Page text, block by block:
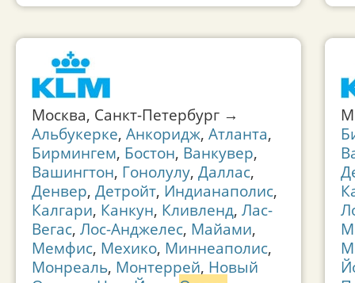
Москва, Санкт-Петербург →
Альбукерке, Анкоридж, Атланта,
Бирмингем, Бостон, Ванкувер,
Вашингтон, Гонолулу, Даллас,
Денвер, Детройт, Индианаполис,
Калгари, Канкун, Кливленд, Лас-
Вегас, Лос-Анджелес, Майами,
Мемфис, Мехико, Миннеаполис,
Монреаль, Монтеррей, Новый